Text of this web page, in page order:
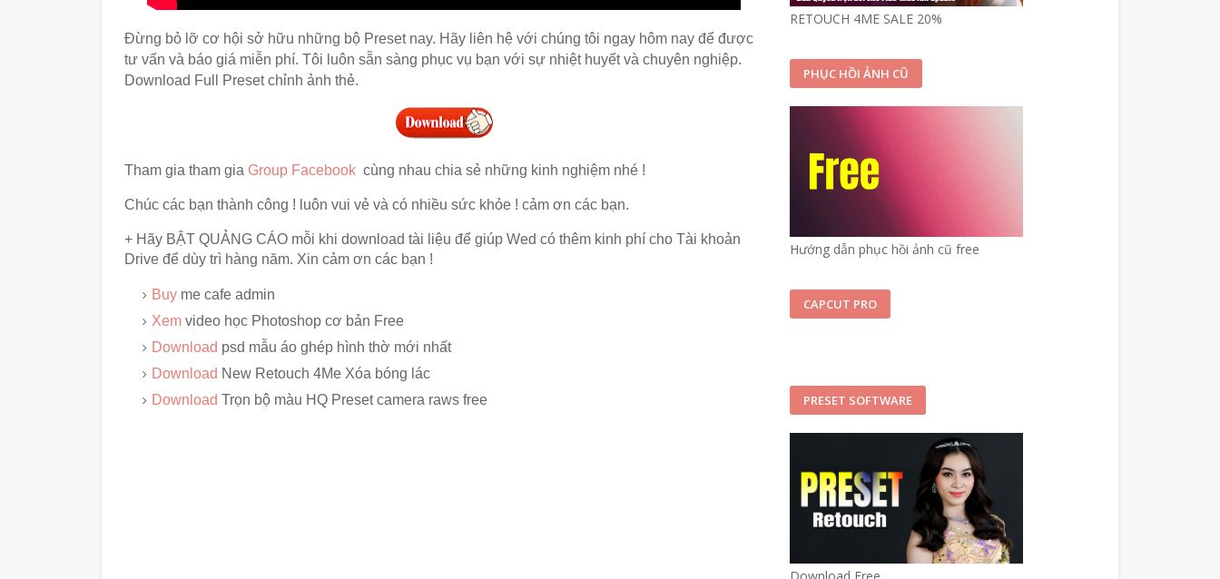
Đừng bỏ lỡ cơ hội sở hữu những bộ Preset nay. Hãy liên hệ với chúng tôi ngay hôm nay để được
tư vấn và báo giá miễn phí. Tôi luôn sẵn sàng phục vụ bạn với sự nhiệt huyết và chuyên nghiệp.
Download Full Preset chỉnh ảnh thẻ.
Tham gia tham gia Group Facebook cùng nhau chia sẻ những kinh nghiệm nhé !
Chúc các bạn thành công ! luôn vui vẻ và có nhiều sức khỏe ! cảm ơn các bạn.
+ Hãy BẬT QUẢNG CÁO mỗi khi download tài liệu để giúp Wed có thêm kinh phí cho Tài khoản
Drive để dùy trì hàng năm. Xin cảm ơn các bạn !
Buy me cafe admin
Xem video học Photoshop cơ bản Free
Download psd mẫu áo ghép hình thờ mới nhất
Download New Retouch 4Me Xóa bóng lác
Download Trọn bộ màu HQ Preset camera raws free
RETOUCH 4ME SALE 20%
PHỤC HỒI ẢNH CŨ
Hướng dẫn phục hồi ảnh cũ free
CAPCUT PRO
PRESET SOFTWARE